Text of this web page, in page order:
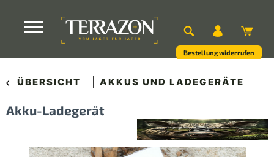
Bestellung widerrufen
ÜBERSICHT AKKUS UND LADEGERÄTE
Akku-Ladegerät